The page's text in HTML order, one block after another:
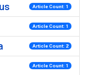
Article Count: 1
Article Count: 1
Article Count: 2
Article Count: 1